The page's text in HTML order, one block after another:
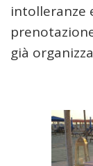
intolleranze
già